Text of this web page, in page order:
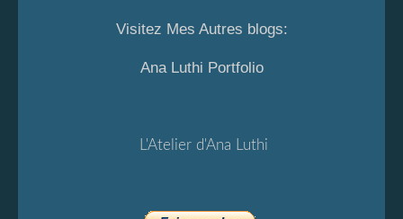
Visitez Mes Autres blogs:
Ana Luthi Portfolio
L'Atelier d'Ana Luthi